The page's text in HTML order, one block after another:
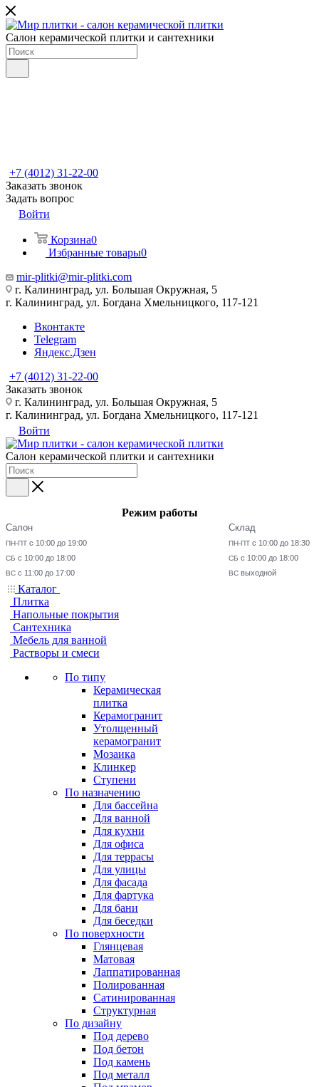
Салон керамической плитки и сантехники
+7 (4012) 31-22-00
Заказать звонок
Задать вопрос
Войти
Корзина0
Избранные товары0
mir-plitki@mir-plitki.com
г. Калининград, ул. Большая Окружная, 5
г. Калининград, ул. Богдана Хмельницкого, 117-121
Вконтакте
Telegram
Яндекс.Дзен
+7 (4012) 31-22-00
Заказать звонок
г. Калининград, ул. Большая Окружная, 5
г. Калининград, ул. Богдана Хмельницкого, 117-121
Войти
Салон керамической плитки и сантехники
Режим работы
Салон
ПН-ПТ с 10:00 до 19:00
СБ с 10:00 до 18:00
ВС с 11:00 до 17:00
Склад
ПН-ПТ с 10:00 до 18:30
СБ с 10:00 до 18:00
ВС выходной
Каталог
Плитка
Напольные покрытия
Сантехника
Мебель для ванной
Растворы и смеси
По типу
Керамическая
плитка
Керамогранит
Утолщенный
керамогранит
Мозаика
Клинкер
Ступени
По назначению
Для бассейна
Для ванной
Для кухни
Для офиса
Для террасы
Для улицы
Для фасада
Для фартука
Для бани
Для беседки
По поверхности
Глянцевая
Матовая
Лаппатированная
Полированная
Сатинированная
Структурная
По дизайну
Под дерево
Под бетон
Под камень
Под металл